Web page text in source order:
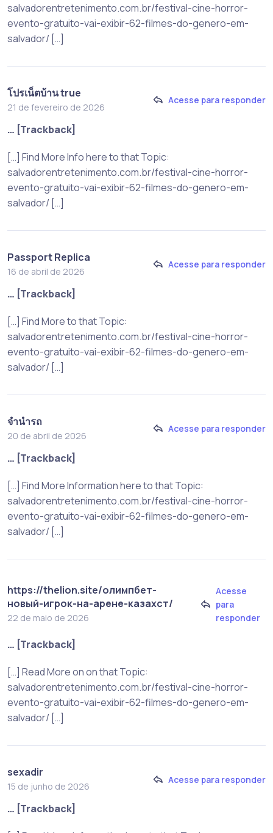
salvadorentretenimento.com.br/festival-cine-horror-
evento-gratuito-vai-exibir-62-filmes-do-genero-em-
salvador/ […]
โปรเน็ตบ้าน true
21 de fevereiro de 2026
Acesse para responder
… [Trackback]
[…] Find More Info here to that Topic:
salvadorentretenimento.com.br/festival-cine-horror-
evento-gratuito-vai-exibir-62-filmes-do-genero-em-
salvador/ […]
Passport Replica
16 de abril de 2026
Acesse para responder
… [Trackback]
[…] Find More to that Topic:
salvadorentretenimento.com.br/festival-cine-horror-
evento-gratuito-vai-exibir-62-filmes-do-genero-em-
salvador/ […]
จำนำรถ
20 de abril de 2026
Acesse para responder
… [Trackback]
[…] Find More Information here to that Topic:
salvadorentretenimento.com.br/festival-cine-horror-
evento-gratuito-vai-exibir-62-filmes-do-genero-em-
salvador/ […]
https://thelion.site/олимпбет-
новый-игрок-на-арене-казахст/
22 de maio de 2026
Acesse
para
responder
… [Trackback]
[…] Read More on on that Topic:
salvadorentretenimento.com.br/festival-cine-horror-
evento-gratuito-vai-exibir-62-filmes-do-genero-em-
salvador/ […]
sexadir
15 de junho de 2026
Acesse para responder
… [Trackback]